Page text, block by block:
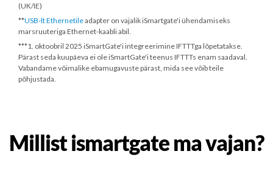
(UK/IE)
**USB-lt Ethernetileadapter on vajalik iSmartgate'i ühendamiseks
marsruuteriga Ethernet-kaabli abil.
***1. oktoobril 2025 iSmartGate'i integreerimine IFTTTga lõpetatakse.
Pärast seda kuupäeva ei ole iSmartGate'i teenus IFTTTs enam saadaval.
Vabandame võimalike ebamugavuste pärast, mida see võib teile
põhjustada.
Millist ismartgate ma vajan?